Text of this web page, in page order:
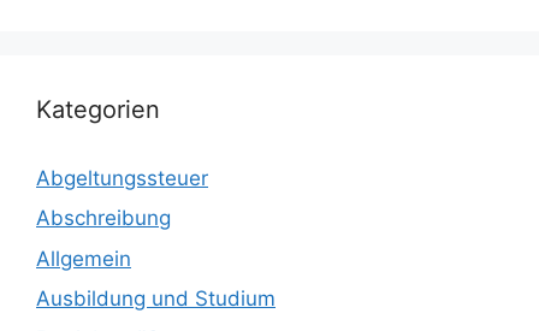
Kategorien
Abgeltungssteuer
Abschreibung
Allgemein
Ausbildung und Studium